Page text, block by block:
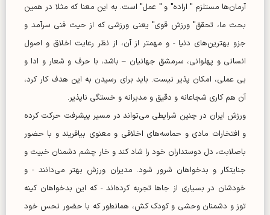
آرمان‌ها مستلزم " اراده" و " عمل" است. به این معنا که مثلا در همین
بحث ما، تحقق" ورزش قوی" یعنی ورزشی که از حیث فنی سرآمد و
جزو بهترین‌های دنیا - و مهمتر از آن، از نظر رعایت اخلاق و اصول
انسانی و پهلوانی، سرمشق جهانیان – باشد، با حرف و شعار و ادا و
بی عملی، امکان پذیر نیست. باید برای رسیدن به این هدف کار کرد،
آن هم کاری شجاعانه و دقیق و مدبرانه و خستگی ناپذیر.
ورزش ایران در چنین شرایطی می‌تواند در مسیر پیشرفت حرکت کرده
و افتخارات مادی و حماسه‌های اخلاقی و معنوی بیافریند و با حضور
باصلابت، دل دوستداران خود را شاد کند و خار چشم دشمنان خبیث و
جنایتکار و بدخواهان شرور شود. مدیران ورزش بهتر می‌دانند - و
خودشان در بسیاری از جا‌ها تجربه کرده‌اند - که این بدخواهان کینه
توز و دشمنان وحشی و کودک کش، همانطور که با حضور نحس خود